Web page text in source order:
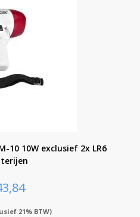
10 10W exclusief 2x LR6
21% BTW)